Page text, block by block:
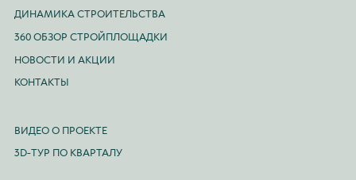
ДИНАМИКА СТРОИТЕЛЬСТВА
360 ОБЗОР СТРОЙПЛОЩАДКИ
НОВОСТИ И АКЦИИ
КОНТАКТЫ
ВИДЕО О ПРОЕКТЕ
3D-ТУР ПО КВАРТАЛУ